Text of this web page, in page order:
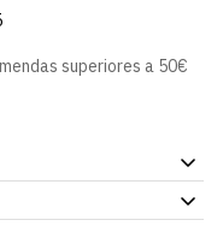
superiores a 50€
da Loja Verde Online.